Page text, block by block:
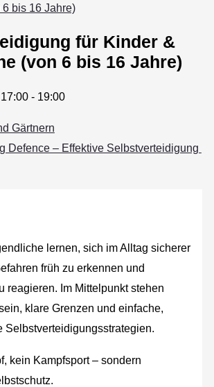
bis 16 Jahre)
für Kinder &
(von 6 bis 16 Jahre)
- 19:00
Gärtnern
Defence – Effektive Selbstverteidigung
lernen, sich im Alltag sicherer
früh zu erkennen und
reagieren. Im Mittelpunkt stehen
klare Grenzen und einfache,
Selbstverteidigungsstrategien.
kein Kampfsport – sondern